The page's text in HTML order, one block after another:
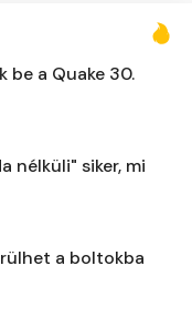
be a Quake 30.
nélküli" siker, mi
a boltokba